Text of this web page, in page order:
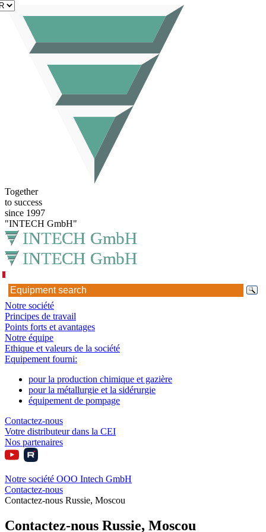
Together
to success
since 1997
"INTECH GmbH"
FR
Notre société
Principes de travail
Points forts et avantages
Notre équipe
Ethique et valeurs de la société
Equipement fourni:
pour la production chimique et gazière
pour la métallurgie et la sidérurgie
équipement de pompage
Contactez-nous
Votre distributeur dans la CEI
Nos partenaires
Notre société OOO Intech GmbH
Contactez-nous
Contactez-nous Russie, Moscou
Contactez-nous Russie, Moscou